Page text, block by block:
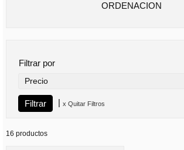
ORDENACION
Filtrar por
Precio
x Quitar Filtros
16 productos